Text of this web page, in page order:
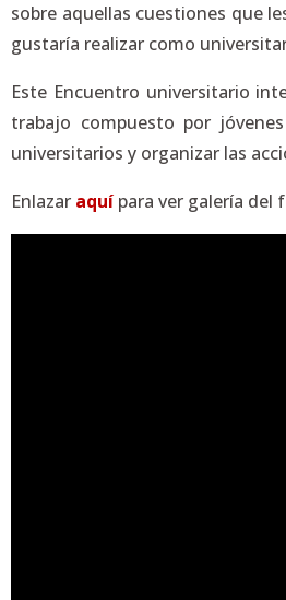
sobre aquellas cuestiones que
gustaría realizar como
Este Encuentro universitario
trabajo compuesto por
universitarios y organizar las
Enlazar aquí para ver galería del